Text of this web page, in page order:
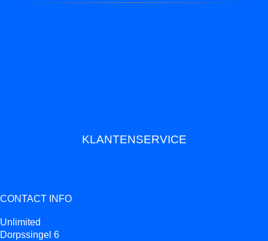
KLANTENSERVICE
CONTACT INFO
Unlimited
Dorpssingel 6